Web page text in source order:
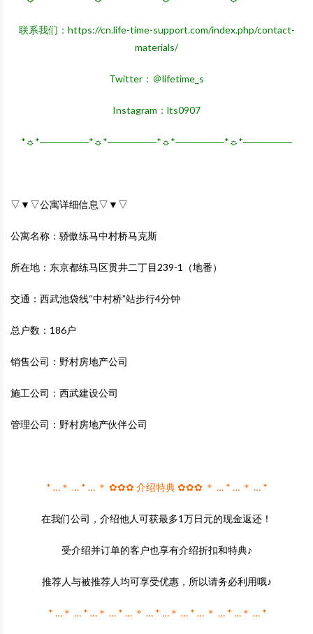
联系我们： https://cn.life-time-support.com/index.php/contact-
materials/
Twitter：＠lifetime_s
Instagram：lts0907
*☼*―――――*☼*―――――*☼*―――――*☼*―――――
▽▼▽公寓详细信息▽▼▽
公寓名称：骄傲练马中村桥马克斯
所在地：东京都练马区贯井二丁目239-1（地番）
交通：西武池袋线“中村桥”站步行4分钟
总户数：186户
销售公司：野村房地产公司
施工公司：西武建设公司
管理公司：野村房地产伙伴公司
* …＊ … * … ＊ ✿✿✿ 介绍特典 ✿✿✿ ＊ … * … ＊ … *
在我们公司，介绍他人可获最多1万日元的现金返还！
受介绍并订单的客户也享有介绍折扣和特典♪
推荐人与被推荐人均可享受优惠，所以请务必利用哦♪
* …＊ … * …＊ … * … ＊ … * …＊ … * … ＊ … * …＊ … *